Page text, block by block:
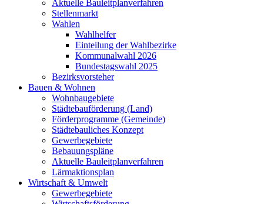
Aktuelle Bauleitplanverfahren
Stellenmarkt
Wahlen
Wahlhelfer
Einteilung der Wahlbezirke
Kommunalwahl 2026
Bundestagswahl 2025
Bezirksvorsteher
Bauen & Wohnen
Wohnbaugebiete
Städtebauförderung (Land)
Förderprogramme (Gemeinde)
Städtebauliches Konzept
Gewerbegebiete
Bebauungspläne
Aktuelle Bauleitplanverfahren
Lärmaktionsplan
Wirtschaft & Umwelt
Gewerbegebiete